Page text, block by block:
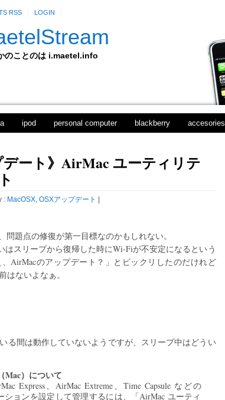
RSS LOGIN
のことのは i.maetel.info
ipod personal computer blackberry accesories
デート》AirMac ユーティリテ
: MacOSX, OSXアップデート
問題点の修復が第一目標なのかもしれない。
はスリープから復帰した時にWi-Fiが不安定になるという
AirMacのアップデート？」とビックリしたのだけれど
はないよなぁ。
る間は動作していないようですが、スリープ中はどうい
Mac）について
Express、AirMac Extreme、Time Capsule などの
ションを設定して管理するには、「AirMac ユーティ